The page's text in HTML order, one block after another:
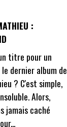
:
titre pour un
dernier album de
? C'est simple,
Alors,
jamais caché